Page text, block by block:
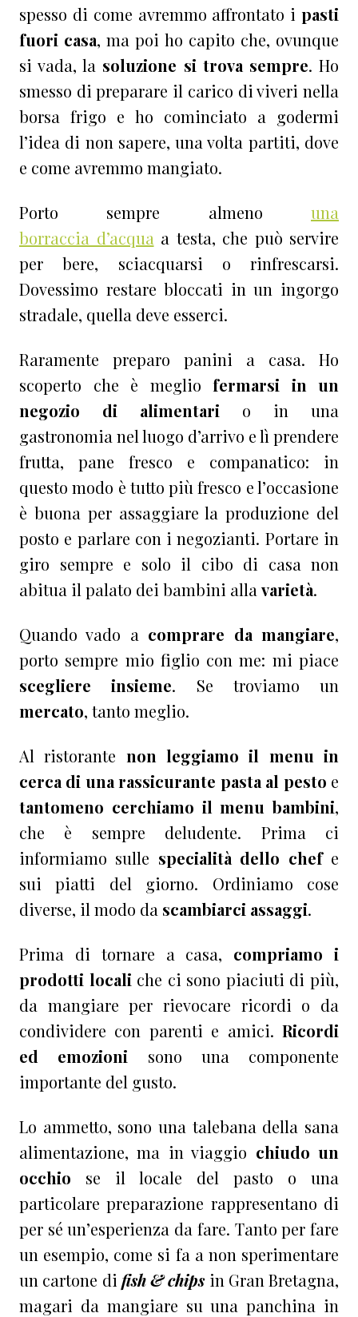
spesso di come avremmo affrontato i pasti
fuori casa, ma poi ho capito che, ovunque
si vada, la soluzione si trova sempre. Ho
smesso di preparare il carico di viveri nella
borsa frigo e ho cominciato a godermi
l’idea di non sapere, una volta partiti, dove
e come avremmo mangiato.
Porto sempre almeno una
borraccia d’acqua a testa, che può servire
per bere, sciacquarsi o rinfrescarsi.
Dovessimo restare bloccati in un ingorgo
stradale, quella deve esserci.
Raramente preparo panini a casa. Ho
scoperto che è meglio fermarsi in un
negozio di alimentari o in una
gastronomia nel luogo d’arrivo e lì prendere
frutta, pane fresco e companatico: in
questo modo è tutto più fresco e l’occasione
è buona per assaggiare la produzione del
posto e parlare con i negozianti. Portare in
giro sempre e solo il cibo di casa non
abitua il palato dei bambini alla varietà.
Quando vado a comprare da mangiare,
porto sempre mio figlio con me: mi piace
scegliere insieme. Se troviamo un
mercato, tanto meglio.
Al ristorante non leggiamo il menu in
cerca di una rassicurante pasta al pesto e
tantomeno cerchiamo il menu bambini,
che è sempre deludente. Prima ci
informiamo sulle specialità dello chefe
sui piatti del giorno. Ordiniamo cose
diverse, il modo da scambiarci assaggi.
Prima di tornare a casa, compriamo i
prodotti locali che ci sono piaciuti di più,
da mangiare per rievocare ricordi o da
condividere con parenti e amici. Ricordi
ed emozioni sono una componente
importante del gusto.
Lo ammetto, sono una talebana della sana
alimentazione, ma in viaggio chiudo un
occhio se il locale del pasto o una
particolare preparazione rappresentano di
per sé un’esperienza da fare. Tanto per fare
un esempio, come si fa a non sperimentare
un cartone di fish & chipsin Gran Bretagna,
magari da mangiare su una panchina in